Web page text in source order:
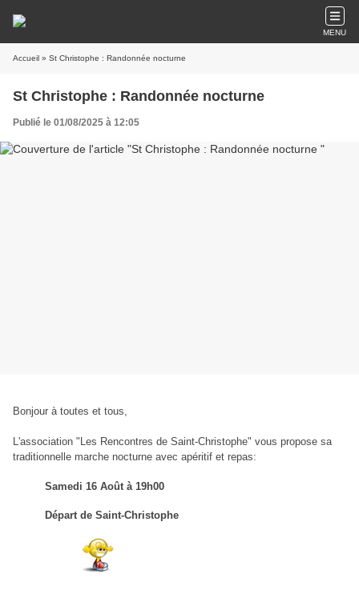
MENU
Accueil » St Christophe : Randonnée nocturne
St Christophe : Randonnée nocturne
Publié le 01/08/2025 à 12:05
Bonjour à toutes et tous,
L'association "Les Rencontres de Saint-Christophe" vous propose sa
traditionnelle marche nocturne avec apéritif et repas:
Samedi 16 Août à 19h00
Départ de Saint-Christophe